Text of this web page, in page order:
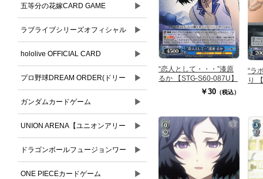
カードゲーム)
五等分の花嫁CARD GAME ▶
ラブライブシリーズオフィシャル
カードゲーム
▶
hololive OFFICIAL CARD
GAME(ホロライブオフィシャルカ
ードゲーム)
▶
プロ野球DREAM ORDER(ドリー
ムオーダー)
▶
ガンダムカードゲーム ▶
UNION ARENA【ユニオンアリー
ナ】
▶
ドラゴンボールフュージョンワー
ルド
▶
ONE PIECEカードゲーム ▶
“恋人として・・・”漆原
るか 【STG-S60-087U】
￥30 （税込）
“ラ
り